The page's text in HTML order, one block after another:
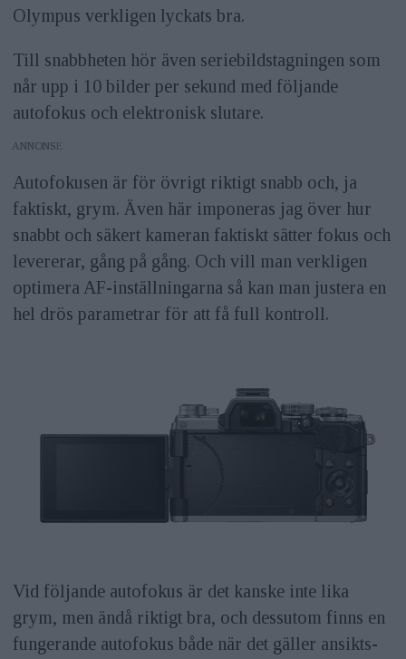
Olympus verkligen lyckats bra.
Till snabbheten hör även seriebildstagningen som
når upp i 10 bilder per sekund med följande
autofokus och elektronisk slutare.
ANNONS
Autofokusen är för övrigt riktigt snabb och, ja
faktiskt, grym. Även här imponeras jag över hur
snabbt och säkert kameran faktiskt sätter fokus och
levererar, gång på gång. Och vill man verkligen
optimera AF-inställningarna så kan man justera en
hel drös parametrar för att få full kontroll.
Vid följande autofokus är det kanske inte lika
grym, men ändå riktigt bra, och dessutom finns en
fungerande autofokus både när det gäller ansikts-